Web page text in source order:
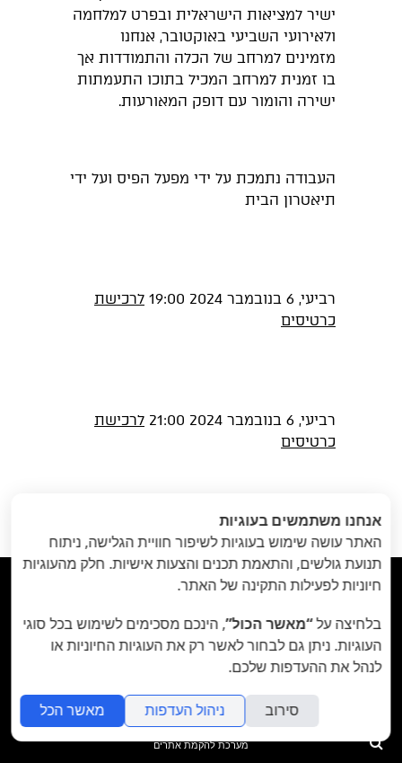
ישיר למציאות הישראלית ובפרט למלחמה
ולאירועי השביעי באוקטובר, אנחנו
מזמינים למרחב של הכלה והתמודדות אך
בו זמנית למרחב המכיל בתוכו התעמתות
ישירה והומור עם דופק המאורעות.
העבודה נתמכת על ידי מפעל הפיס ועל ידי
תיאטרון הבית
רביעי, 6 בנובמבר 2024 19:00
לרכישת
כרטיסים
רביעי, 6 בנובמבר 2024 21:00
לרכישת
כרטיסים
הקודם: פגישה
אישית // 6 בנובמבר
בנובמבר »

קידום נתיב האמן ע"ר 580107977
folyou
מערכת להקמת אתרים חיפוש
אנחנו משתמשים בעוגיות
האתר עושה שימוש בעוגיות לשיפור חוויית הגלישה, ניתוח
תנועת גולשים, והתאמת תכנים והצעות אישיות. חלק מהעוגיות
חיוניות לפעילות התקינה של האתר.
בלחיצה על“מאשר הכול”, הינכם מסכימים לשימוש בכל סוגי
העוגיות. ניתן גם לבחור לאשר רק את העוגיות החיוניות או
לנהל את ההעדפות שלכם.
סירוב ניהול העדפות מאשר הכל